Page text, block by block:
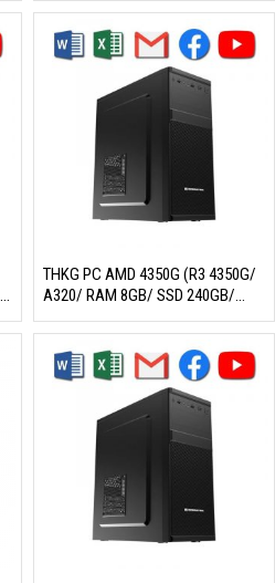
là:
9.059.000₫.
hiện
tại
là:
8.390.000₫.
THKG PC AMD 4350G (R3 4350G/
A320/ RAM 8GB/ SSD 240GB/
450W/ DOS)